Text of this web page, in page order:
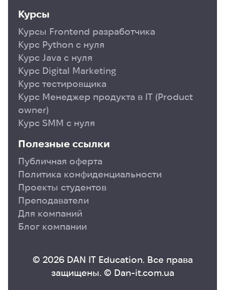
Курсы
Курсы Frontend разработчика
Курс Python с нуля
Курс Java с нуля
Курс Digital Marketing
Курс тестировщика
Курс Менеджер продукта в ІТ (Product
owner)
Курс SMM с нуля
Полезные ссылки
Публичная оферта
Политика конфиденциальности
Проекты студентов
Преподаватели
Для компаний
Блог компании
© 2026 DAN IT Education. Все права
защищены. © Dan-it.com.ua